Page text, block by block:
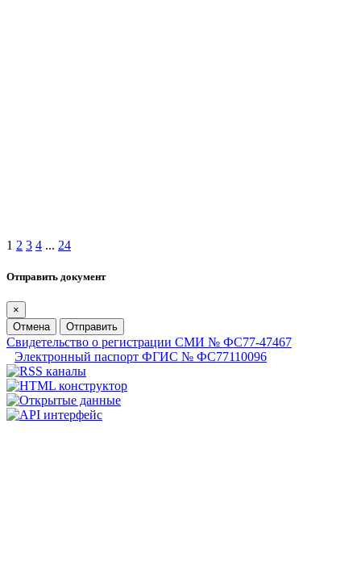
1 2 3 4 ... 24
Отправить документ
×
Отмена
Отправить
Свидетельство о регистрации СМИ № ФС77-47467
Электронный паспорт ФГИС № ФС77110096